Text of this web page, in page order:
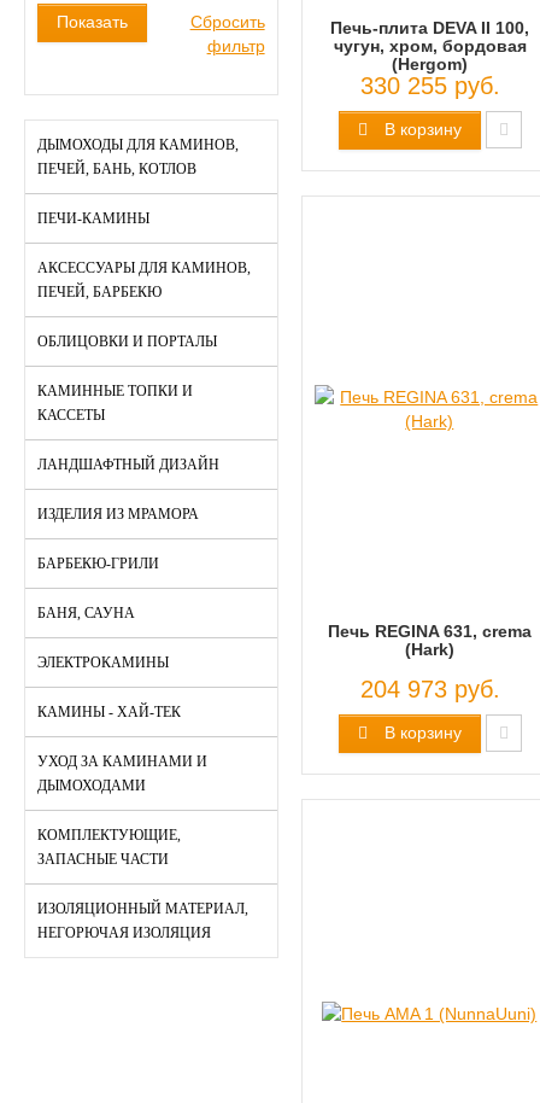
Показать
Сбросить
фильтр
ДЫМОХОДЫ ДЛЯ КАМИНОВ,
ПЕЧЕЙ, БАНЬ, КОТЛОВ
ПЕЧИ-КАМИНЫ
АКСЕССУАРЫ ДЛЯ КАМИНОВ,
ПЕЧЕЙ, БАРБЕКЮ
ОБЛИЦОВКИ И ПОРТАЛЫ
КАМИННЫЕ ТОПКИ И
КАССЕТЫ
ЛАНДШАФТНЫЙ ДИЗАЙН
ИЗДЕЛИЯ ИЗ МРАМОРА
БАРБЕКЮ-ГРИЛИ
БАНЯ, САУНА
ЭЛЕКТРОКАМИНЫ
КАМИНЫ - ХАЙ-ТЕК
УХОД ЗА КАМИНАМИ И
ДЫМОХОДАМИ
КОМПЛЕКТУЮЩИЕ,
ЗАПАСНЫЕ ЧАСТИ
ИЗОЛЯЦИОННЫЙ МАТЕРИАЛ,
НЕГОРЮЧАЯ ИЗОЛЯЦИЯ
Печь-плита DEVA II 100,
чугун, хром, бордовая
(Hergom)
330 255 руб.
В корзину
Печь REGINA 631, crema
(Hark)
204 973 руб.
В корзину